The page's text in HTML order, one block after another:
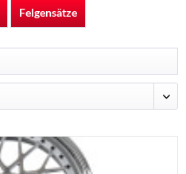
Felgensätze